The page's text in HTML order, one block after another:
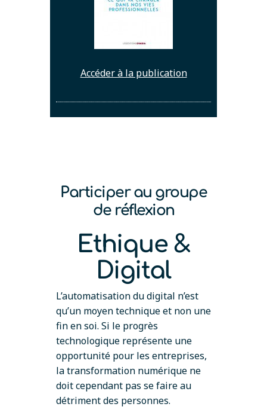
Accéder à la publication
Participer au groupe
de réflexion
Ethique &
Digital
L’automatisation du digital n’est
qu’un moyen technique et non une
fin en soi. Si le progrès
technologique représente une
opportunité pour les entreprises,
la transformation numérique ne
doit cependant pas se faire au
détriment des personnes.